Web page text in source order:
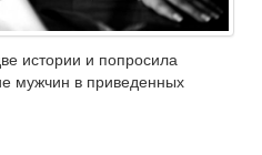
истории и попросила
мужчин в приведенных